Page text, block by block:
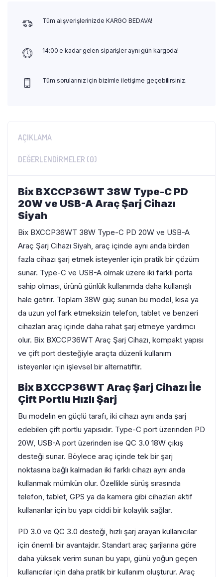
Tüm alışverişlerinizde KARGO BEDAVA!
14:00 e kadar gelen siparişler aynı gün kargoda!
Tüm sorularınız için bizimle iletişime geçebilirsiniz.
AÇIKLAMA
DEĞERLENDIRMELER (0)
Bix BXCCP36WT 38W Type-C PD
20W ve USB-A Araç Şarj Cihazı
Siyah
Bix BXCCP36WT 38W Type-C PD 20W ve USB-A
Araç Şarj Cihazı Siyah, araç içinde aynı anda birden
fazla cihazı şarj etmek isteyenler için pratik bir çözüm
sunar. Type-C ve USB-A olmak üzere iki farklı porta
sahip olması, ürünü günlük kullanımda daha kullanışlı
hale getirir. Toplam 38W güç sunan bu model, kısa ya
da uzun yol fark etmeksizin telefon, tablet ve benzeri
cihazları araç içinde daha rahat şarj etmeye yardımcı
olur. Bix BXCCP36WT Araç Şarj Cihazı, kompakt yapısı
ve çift port desteğiyle araçta düzenli kullanım
isteyenler için işlevsel bir alternatiftir.
Bix BXCCP36WT Araç Şarj Cihazı İle
Çift Portlu Hızlı Şarj
Bu modelin en güçlü tarafı, iki cihazı aynı anda şarj
edebilen çift portlu yapısıdır. Type-C port üzerinden PD
20W, USB-A port üzerinden ise QC 3.0 18W çıkış
desteği sunar. Böylece araç içinde tek bir şarj
noktasına bağlı kalmadan iki farklı cihazı aynı anda
kullanmak mümkün olur. Özellikle sürüş sırasında
telefon, tablet, GPS ya da kamera gibi cihazları aktif
kullananlar için bu yapı ciddi bir kolaylık sağlar.
PD 3.0 ve QC 3.0 desteği, hızlı şarj arayan kullanıcılar
için önemli bir avantajdır. Standart araç şarjlarına göre
daha yüksek verim sunan bu yapı, günü yoğun geçen
kullanıcılar için daha pratik bir kullanım oluşturur. Araç